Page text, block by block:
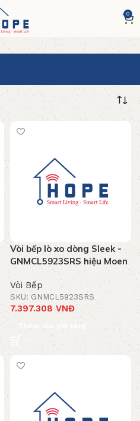
0
Vòi bếp lò xo dòng Sleek -
GNMCL5923SRS hiệu Moen
Vòi Bếp
SKU: GNMCL5923SRS
7.397.308VNĐ
Thêm vào giỏ hàng